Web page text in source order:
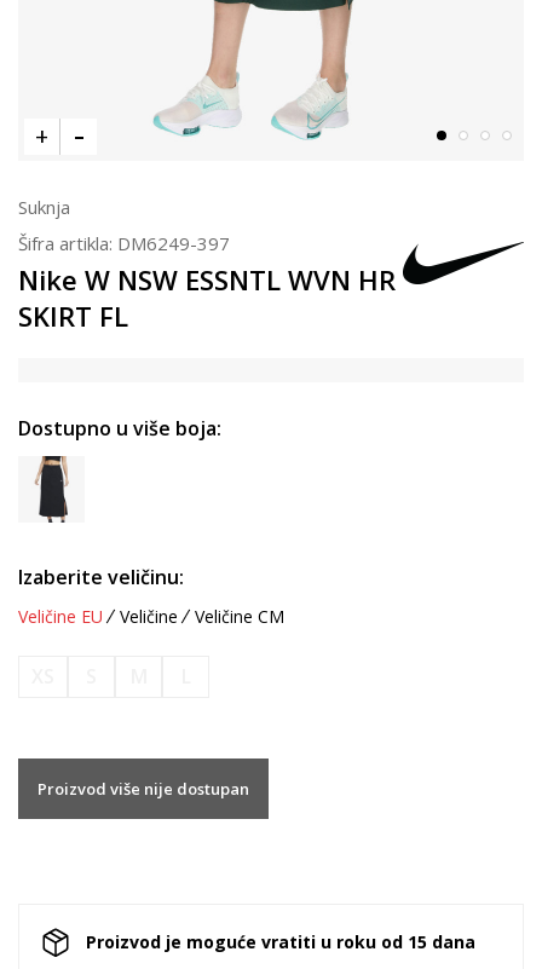
Suknja
Šifra artikla: DM6249-397
Nike W NSW ESSNTL WVN HR
SKIRT FL
Dostupno u više boja:
Izaberite veličinu:
Veličine EU Veličine Veličine CM
Proizvod više nije dostupan
Proizvod je moguće vratiti u roku od 15 dana